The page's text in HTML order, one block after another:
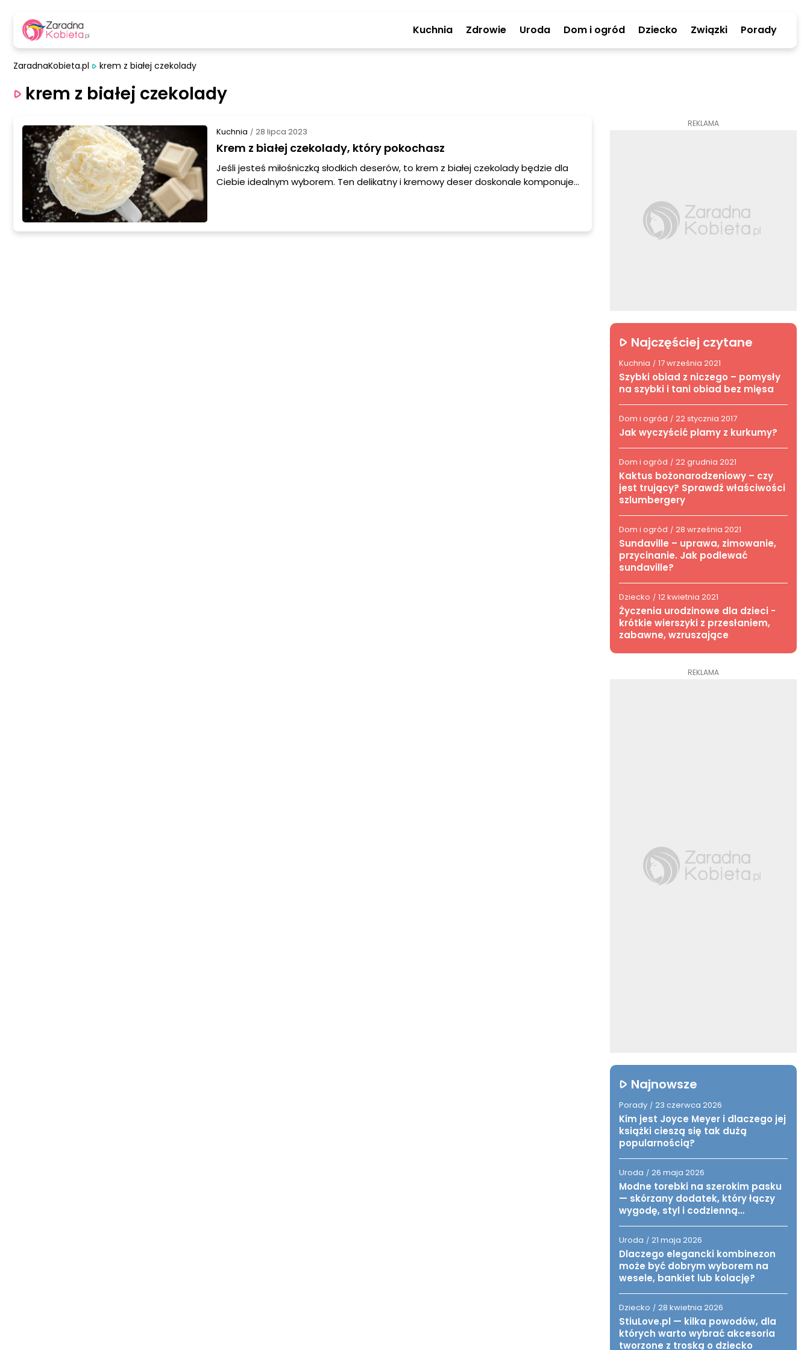
Kuchnia Zdrowie Uroda Dom i ogród Dziecko Związki Porady
ZaradnaKobieta.pl krem z białej czekolady
krem z białej czekolady
Kuchnia / 28 lipca 2023
Krem z białej czekolady, który pokochasz
Jeśli jesteś miłośniczką słodkich deserów, to krem z białej czekolady będzie dla
Ciebie idealnym wyborem. Ten delikatny i kremowy deser doskonale komponuje
pomogą Ci w przygotowaniu tego pysznego deseru.
REKLAMA
Najczęściej czytane
Kuchnia / 17 września 2021
Szybki obiad z niczego – pomysły
na szybki i tani obiad bez mięsa
Dom i ogród / 22 stycznia 2017
Jak wyczyścić plamy z kurkumy?
Dom i ogród / 22 grudnia 2021
Kaktus bożonarodzeniowy – czy
jest trujący? Sprawdź właściwości
szlumbergery
Dom i ogród / 28 września 2021
Sundaville – uprawa, zimowanie,
przycinanie. Jak podlewać
sundaville?
Dziecko / 12 kwietnia 2021
Życzenia urodzinowe dla dzieci -
krótkie wierszyki z przesłaniem,
zabawne, wzruszające
REKLAMA
Najnowsze
Porady / 23 czerwca 2026
Kim jest Joyce Meyer i dlaczego jej
książki cieszą się tak dużą
popularnością?
Uroda / 26 maja 2026
Modne torebki na szerokim pasku
— skórzany dodatek, który łączy
wygodę, styl i codzienną
Uroda / 21 maja 2026
Dlaczego elegancki kombinezon
może być dobrym wyborem na
wesele, bankiet lub kolację?
Dziecko / 28 kwietnia 2026
StiuLove.pl — kilka powodów, dla
których warto wybrać akcesoria
tworzone z troską o dziecko